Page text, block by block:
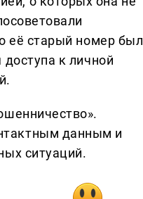
её старый номер был
к личной
данным и
ситуаций.